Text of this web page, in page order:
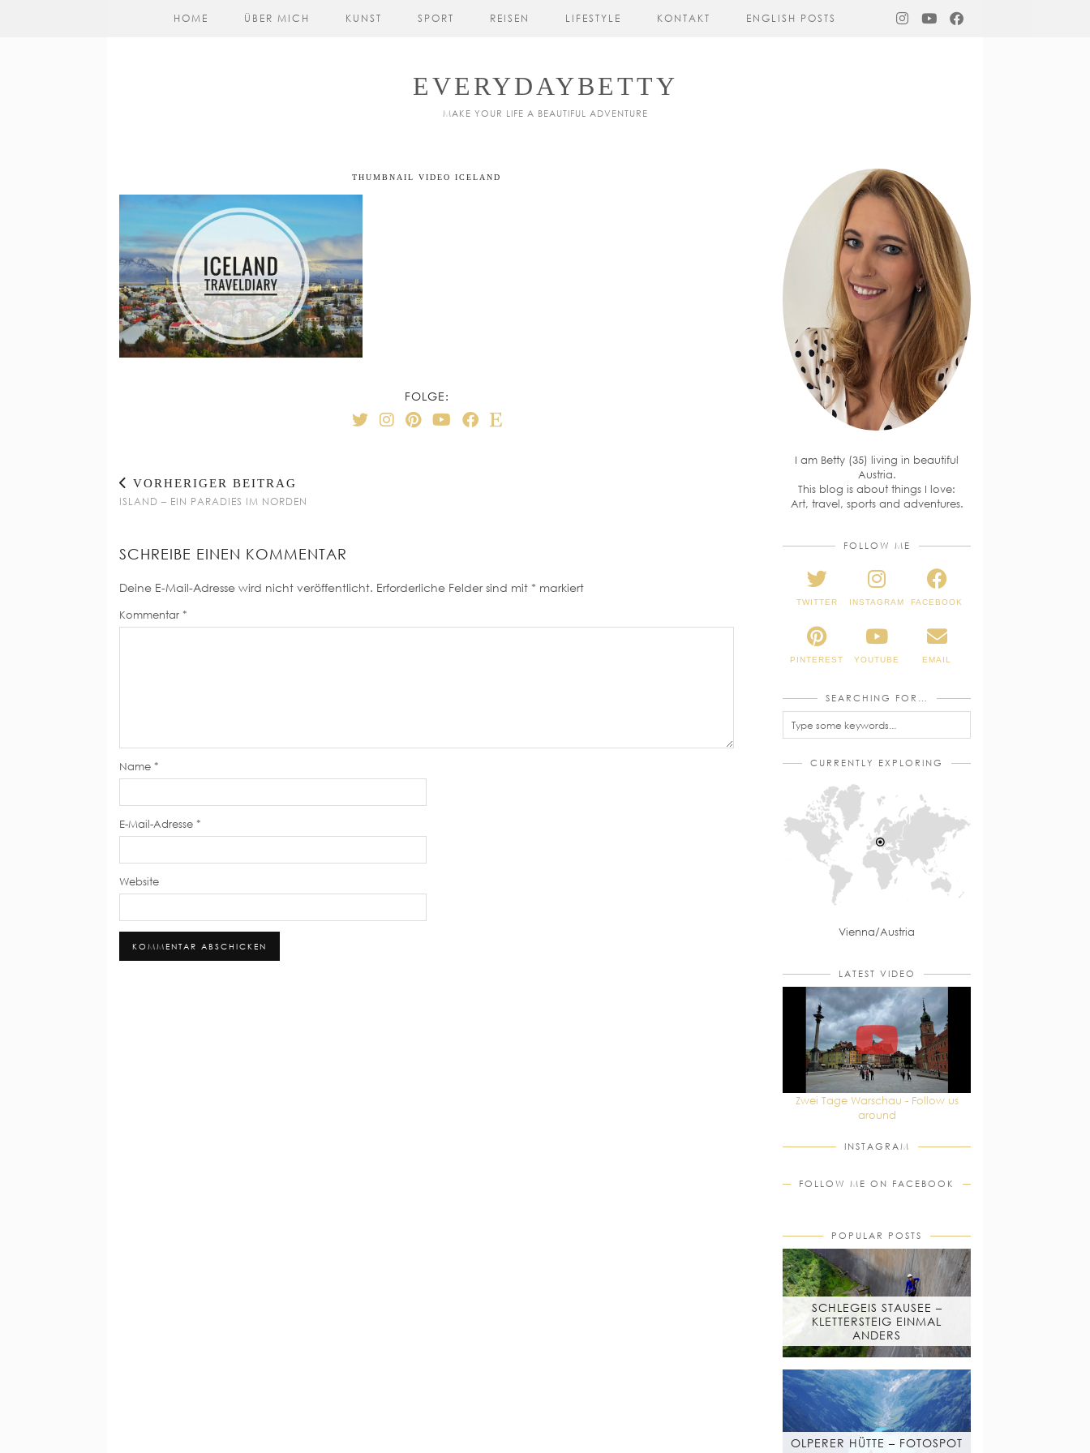
EVERYDAYBETTY
MAKE YOUR LIFE A BEAUTIFUL ADVENTURE
HOME ÜBER MICH KUNST SPORT REISEN LIFESTYLE KONTAKT ENGLISH POSTS
THUMBNAIL VIDEO ICELAND
FOLGE:
VORHERIGER BEITRAG
ISLAND – EIN PARADIES IM NORDEN
SCHREIBE EINEN KOMMENTAR
Deine E-Mail-Adresse wird nicht veröffentlicht. Erforderliche Felder sind mit * markiert
Kommentar *
Name *
E-Mail-Adresse *
Website
I am Betty (35) living in beautiful
Austria.
This blog is about things I love:
Art, travel, sports and adventures.
FOLLOW ME
TWITTER INSTAGRAM FACEBOOK
PINTEREST YOUTUBE EMAIL
SEARCHING FOR…
CURRENTLY EXPLORING
Vienna/Austria
LATEST VIDEO
Zwei Tage Warschau - Follow us
around
INSTAGRAM
FOLLOW ME ON FACEBOOK
POPULAR POSTS
SCHLEGEIS STAUSEE –
KLETTERSTEIG EINMAL
ANDERS
OLPERER HÜTTE – FOTOSPOT